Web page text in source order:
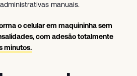
manuais.
o celular em maquininha sem
com adesão totalmente
minutos.